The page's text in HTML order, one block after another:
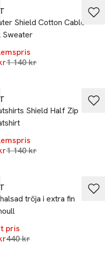
Shield Cotton Cable
Sweater
Lägsta pris 30 dagar
1 140 kr
Shield Half Zip
Lägsta pris 30 dagar
1 140 kr
tröja i extra fin
pris
Lägsta pris 30 dagar
440 kr